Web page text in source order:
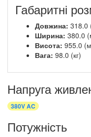
Габаритні
Довжина: 318.0
Ширина: 380.0
Висота: 955.0
Вага: 98.0 (кг)
Напруга
380V AC
Потужність